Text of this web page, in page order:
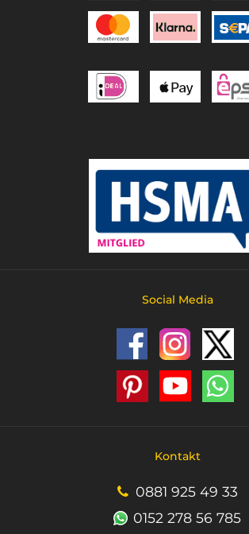
Social Media
Kontakt
0881 925 49 33
0152 278 56 785